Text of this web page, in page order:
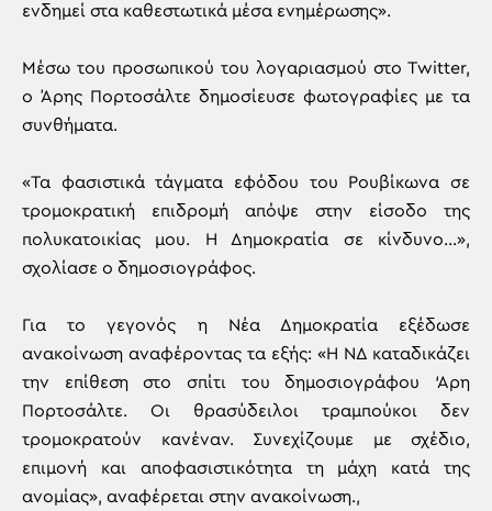
ενδημεί στα καθεστωτικά μέσα ενημέρωσης».
Μέσω του προσωπικού του λογαριασμού στο Τwitter,
ο Άρης Πορτοσάλτε δημοσίευσε φωτογραφίες με τα
συνθήματα.
«Τα φασιστικά τάγματα εφόδου του Ρουβίκωνα σε
τρομοκρατική επιδρομή απόψε στην είσοδο της
πολυκατοικίας μου. Η Δημοκρατία σε κίνδυνο…»,
σχολίασε ο δημοσιογράφος.
Για το γεγονός η Νέα Δημοκρατία εξέδωσε
ανακοίνωση αναφέροντας τα εξής: «Η ΝΔ καταδικάζει
την επίθεση στο σπίτι του δημοσιογράφου ‘Αρη
Πορτοσάλτε. Οι θρασύδειλοι τραμπούκοι δεν
τρομοκρατούν κανέναν. Συνεχίζουμε με σχέδιο,
επιμονή και αποφασιστικότητα τη μάχη κατά της
ανομίας», αναφέρεται στην ανακοίνωση.,